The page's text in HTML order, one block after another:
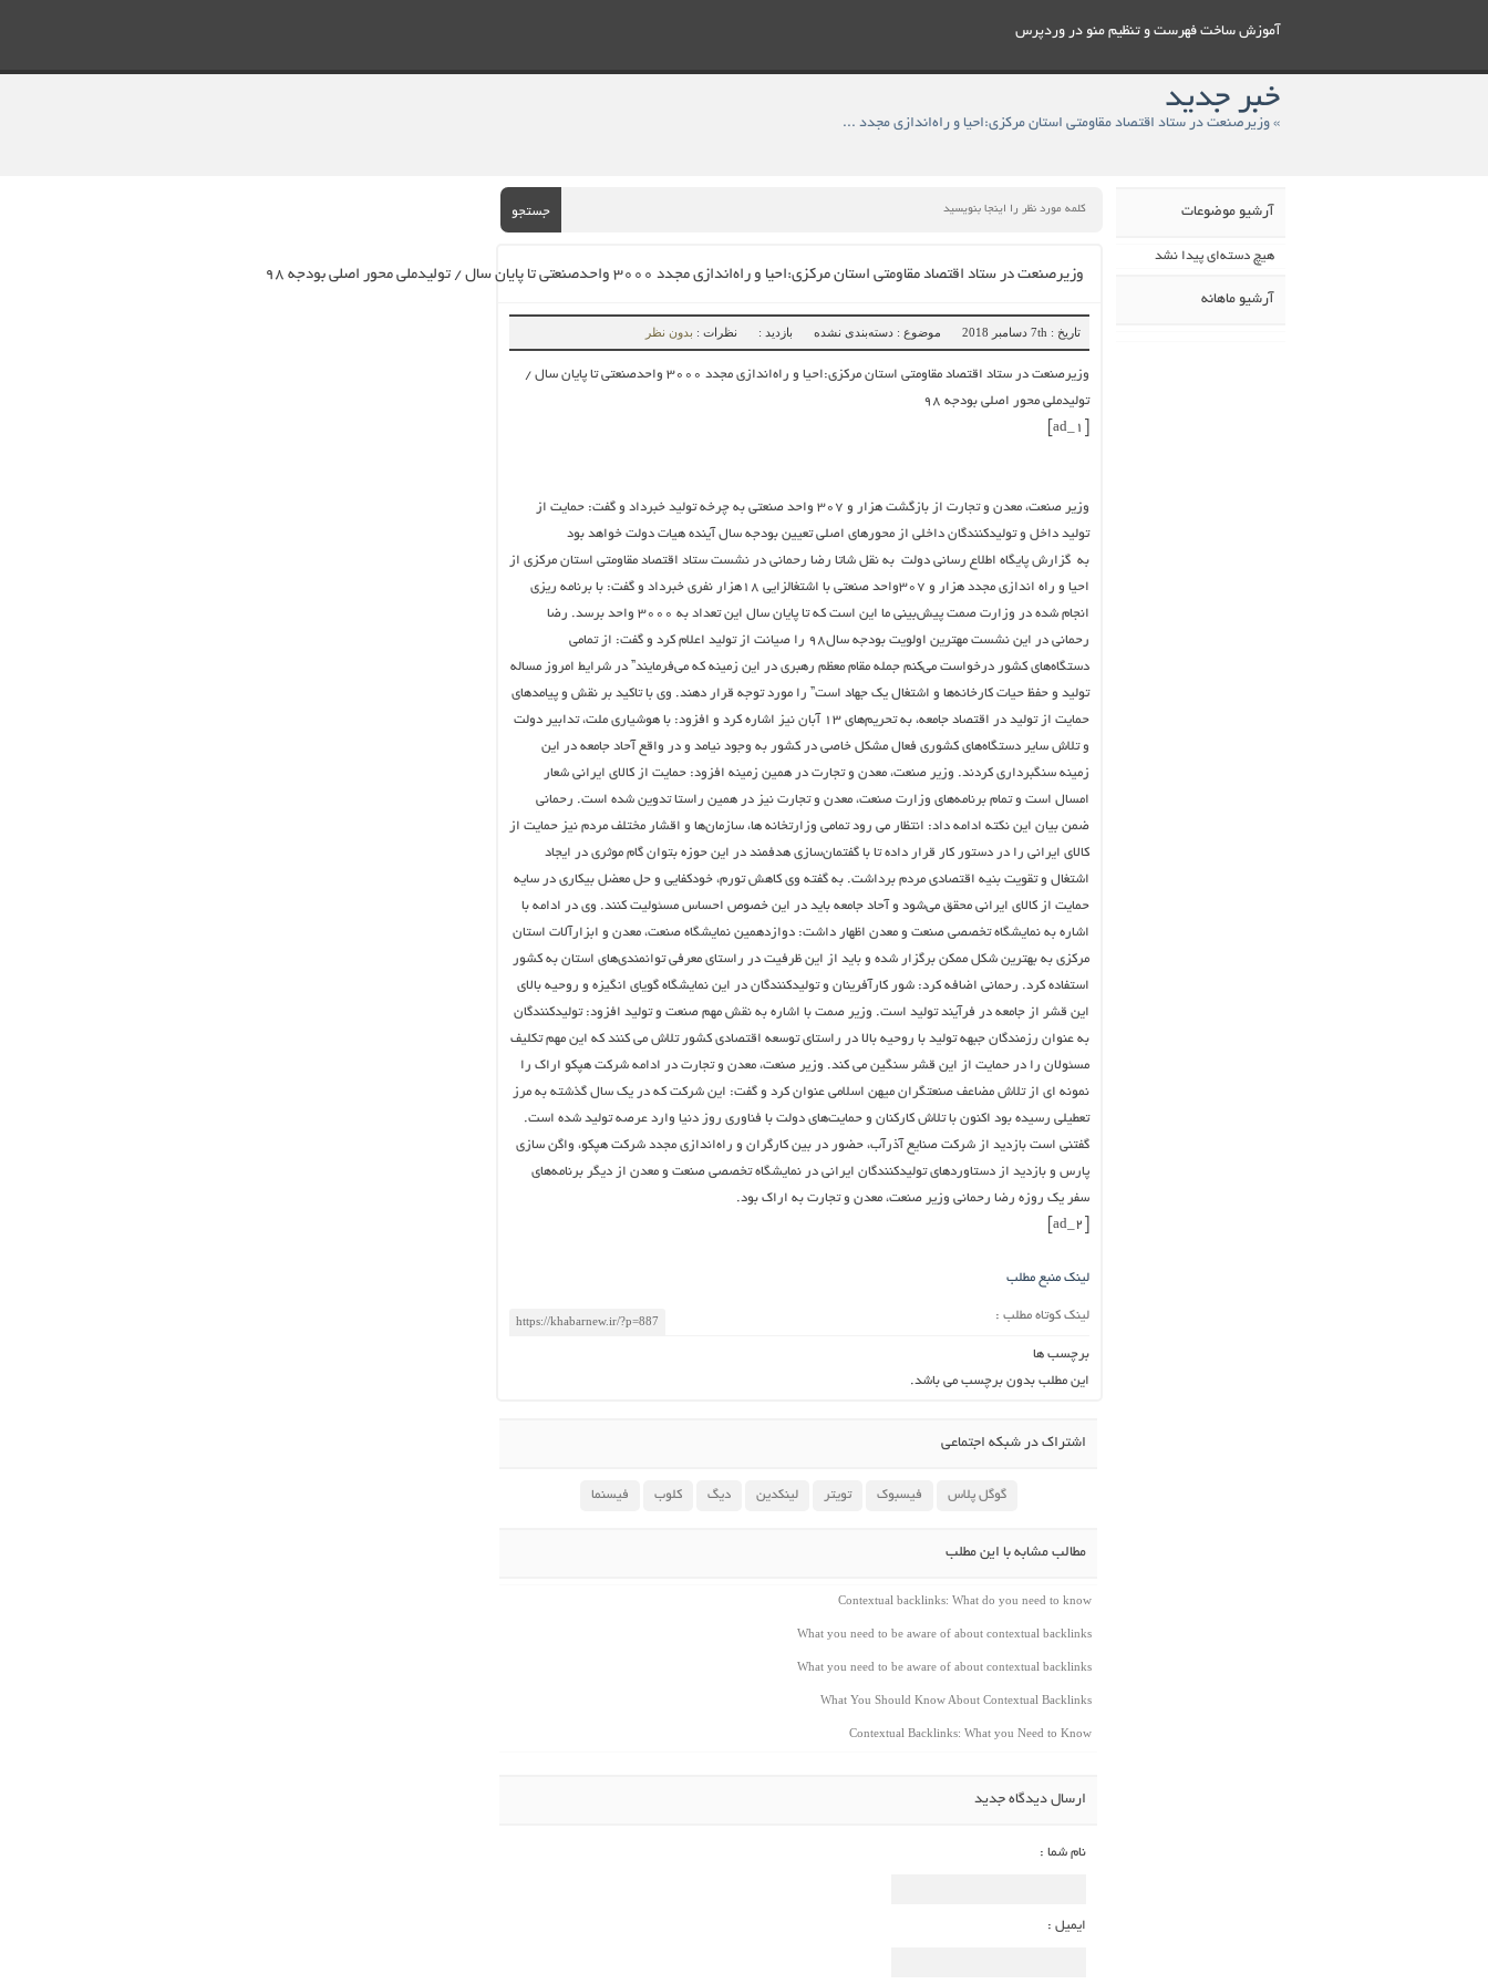
آموزش ساخت فهرست و تنظيم منو در وردپرس
خبر جدید
» وزیرصنعت در ستاد اقتصاد مقاومتی استان مرکزی:احیا و راه‌اندازی مجدد ۳۰۰۰ واحدصنعتی تا پایان سال / تولیدملی محور اصلی بودجه ۹۸
جستجو
وزیرصنعت در ستاد اقتصاد مقاومتی استان مرکزی:احیا و راه‌اندازی مجدد ۳۰۰۰ واحدصنعتی تا پایان سال / تولیدملی محور اصلی بودجه ۹۸
تاریخ : 7th دسامبر 2018 موضوع : دسته‌بندی نشده بازدید : نظرات : بدون نظر
وزیرصنعت در ستاد اقتصاد مقاومتی استان مرکزی:احیا و راه‌اندازی مجدد ۳۰۰۰ واحدصنعتی تا پایان سال /
تولیدملی محور اصلی بودجه ۹۸
وزیر صنعت، معدن و تجارت از بازگشت هزار و ۳۰۷ واحد صنعتی به چرخه تولید خبرداد و گفت: حمایت از
تولید داخل و تولیدکنندگان داخلی از محورهای اصلی تعیین بودجه سال آینده هیات دولت خواهد بود
به گزارش پایگاه اطلاع رسانی دولت به نقل شاتا رضا رحمانی در نشست ستاد اقتصاد مقاومتی استان مرکزی از
احیا و راه اندازی مجدد هزار و ۳۰۷واحد صنعتی با اشتغالزایی ۱۸هزار نفری خبرداد و گفت: با برنامه ریزی
انجام شده در وزارت صمت پیش‌بینی ما این است که تا پایان سال این تعداد به ۳۰۰۰ واحد برسد. رضا
رحمانی در این نشست مهترین اولویت بودجه سال۹۸ را صیانت از تولید اعلام کرد و گفت: از تمامی
دستگاه‌های کشور درخواست می‌کنم جمله مقام معظم رهبری در این زمینه که می‌فرمایند” در شرایط امروز مساله
تولید و حفظ حیات کارخانه‌ها و اشتغال یک جهاد است” را مورد توجه قرار دهند. وی با تاکید بر نقش و پیامدهای
حمایت از تولید در اقتصاد جامعه، به تحریم‌های ۱۳ آبان نیز اشاره کرد و افزود: با هوشیاری ملت، ‌تدابیر دولت
و تلاش سایر دستگاه‌های کشوری فعال مشکل خاصی در کشور به وجود نیامد و در واقع آحاد جامعه در این
زمینه سنگبرداری کردند. وزیر صنعت، معدن و تجارت در همین زمینه افزود: حمایت از کالای ایرانی شعار
امسال است و تمام برنامه‌های وزارت صنعت، معدن و تجارت نیز در همین راستا تدوین شده است. رحمانی
ضمن بیان این نکته ادامه داد: انتظار می رود تمامی وزارتخانه ها، سازمان‌ها و اقشار مختلف مردم نیز حمایت از
کالای ایرانی را در دستور کار قرار داده تا با گفتمان‌سازی هدفمند در این حوزه بتوان گام موثری در ایجاد
اشتغال و تقویت بنیه اقتصادی مردم برداشت. به گفته وی کاهش تورم، خودکفایی و حل معضل بیکاری در سایه
حمایت از کالای ایرانی محقق می‌شود و آحاد جامعه باید در این خصوص احساس مسئولیت کنند. وی در ادامه با
اشاره به نمایشگاه تخصصی صنعت و معدن اظهار داشت: دوازدهمین نمایشگاه صنعت، معدن و ابزارآلات استان
مرکزی به بهترین شکل ممکن برگزار شده و باید از این ظرفیت در راستای معرفی توانمندی‌های استان به کشور
استفاده کرد. رحمانی اضافه کرد: شور کارآفرینان و تولیدکنندگان در این نمایشگاه گویای انگیزه و روحیه بالای
این قشر از جامعه در فرآیند تولید است. وزیر صمت با اشاره به نقش مهم صنعت و تولید افزود: تولیدکنندگان
به عنوان رزمندگان جبهه تولید با روحیه بالا در راستای توسعه اقتصادی کشور تلاش می کنند که این مهم تکلیف
مسئولان را در حمایت از این قشر سنگین می کند. وزیر صنعت، معدن و تجارت در ادامه شرکت هپکو اراک را
نمونه ای از تلاش مضاعف صنعتگران میهن اسلامی عنوان کرد و گفت: این شرکت که در یک سال گذشته به مرز
تعطیلی رسیده بود اکنون با تلاش کارکنان و حمایت‌های دولت با فناوری روز دنیا‌ وارد عرصه تولید شده است.
گفتنی است بازدید از شرکت صنایع آذرآب، حضور در بین کارگران و راه‌اندازی مجدد شرکت هپکو، واگن سازی
پارس و بازدید از دستاوردهای تولیدکنندگان ایرانی در نمایشگاه تخصصی صنعت و معدن از دیگر برنامه‌های
سفر یک روزه رضا رحمانی وزیر صنعت، معدن و تجارت به اراک بود.
لینک منبع مطلب
لینک کوتاه مطلب :
برچسب ها
این مطلب بدون برچسب می باشد.
اشتراک در شبکه اجتماعی
گوگل پلاس فیسبوک تویتر لینکدین دیگ کلوب فیسنما
مطالب مشابه با این مطلب
Contextual backlinks: What do you need to know
What you need to be aware of about contextual backlinks
What you need to be aware of about contextual backlinks
What You Should Know About Contextual Backlinks
Contextual Backlinks: What you Need to Know
ارسال دیدگاه جدید
نام شما :
ایمیل :
آرشیو موضوعات
هیچ دسته‌ای پیدا نشد
آرشیو ماهانه